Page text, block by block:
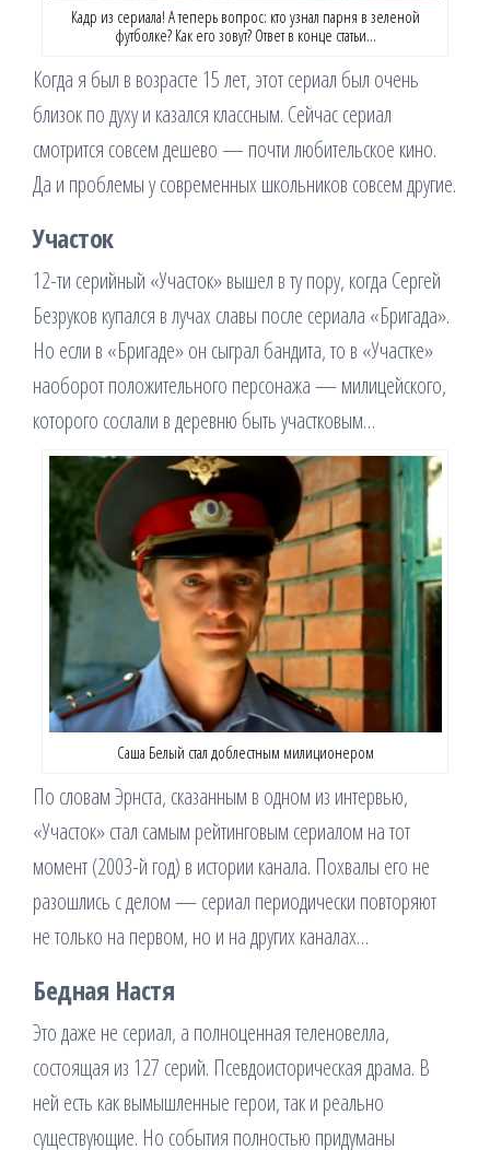
Кадр из сериала! А теперь вопрос: кто узнал парня в зеленой
футболке? Как его зовут? Ответ в конце статьи…
Когда я был в возрасте 15 лет, этот сериал был очень
близок по духу и казался классным. Сейчас сериал
смотрится совсем дешево — почти любительское кино.
Да и проблемы у современных школьников совсем другие.
Участок
12-ти серийный «Участок» вышел в ту пору, когда Сергей
Безруков купался в лучах славы после сериала «Бригада».
Но если в «Бригаде» он сыграл бандита, то в «Участке»
наоборот положительного персонажа — милицейского,
которого сослали в деревню быть участковым…
Саша Белый стал доблестным милиционером
По словам Эрнста, сказанным в одном из интервью,
«Участок» стал самым рейтинговым сериалом на тот
момент (2003-й год) в истории канала. Похвалы его не
разошлись с делом — сериал периодически повторяют
не только на первом, но и на других каналах…
Бедная Настя
Это даже не сериал, а полноценная теленовелла,
состоящая из 127 серий. Псевдоисторическая драма. В
ней есть как вымышленные герои, так и реально
существующие. Но события полностью придуманы